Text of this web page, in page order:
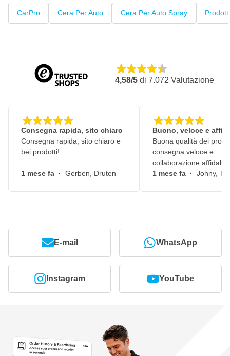
CarPro Cera Per Auto Cera Per Auto Spray
4,58/5 di 7.072 Valutazione
Consegna rapida, sito chiaro
Consegna rapida, sito chiaro e
bei prodotti!
1 mese fa · Gerben, Druten
Buono, veloce e
Buona qualità dei
consegna veloce e
collaborazione
1 mese fa · Johny,
E-mail WhatsApp
Instagram YouTube